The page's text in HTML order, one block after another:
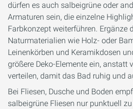
dürfen es auch salbeigrüne oder
Armaturen sein, die einzelne
Farbkonzept weiterführen. Ergänze
Naturmaterialien wie Holz- oder
Leinenkörben und Keramikdosen
größere Deko-Elemente ein, anstatt
verteilen, damit das Bad ruhig und
Bei Fliesen, Dusche und Boden
salbeigrüne Fliesen nur punktuell